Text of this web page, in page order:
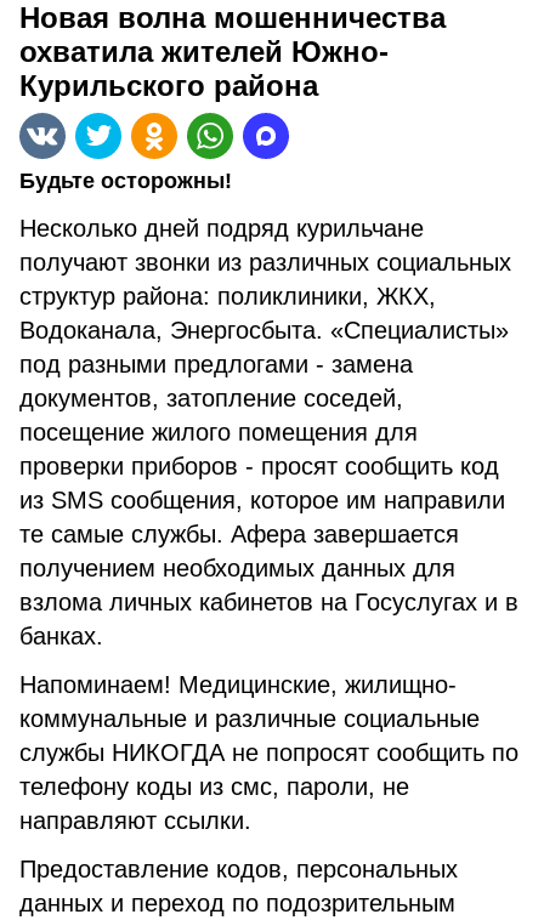
Новая волна мошенничества
охватила жителей Южно-
Курильского района
Будьте осторожны!
Несколько дней подряд курильчане
получают звонки из различных социальных
структур района: поликлиники, ЖКХ,
Водоканала, Энергосбыта. «Специалисты»
под разными предлогами - замена
документов, затопление соседей,
посещение жилого помещения для
проверки приборов - просят сообщить код
из SMS сообщения, которое им направили
те самые службы. Афера завершается
получением необходимых данных для
взлома личных кабинетов на Госуслугах и в
банках.
Напоминаем! Медицинские, жилищно-
коммунальные и различные социальные
службы НИКОГДА не попросят сообщить по
телефону коды из смс, пароли, не
направляют ссылки.
Предоставление кодов, персональных
данных и переход по подозрительным